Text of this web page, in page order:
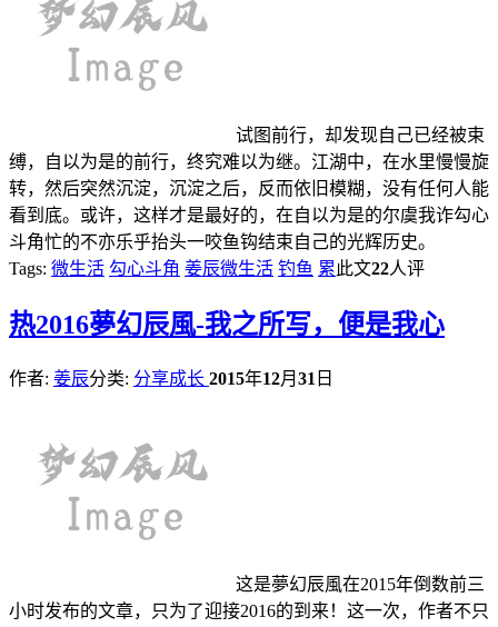
试图前行，却发现自己已经被束
缚，自以为是的前行，终究难以为继。江湖中，在水里慢慢旋
转，然后突然沉淀，沉淀之后，反而依旧模糊，没有任何人能
看到底。或许，这样才是最好的，在自以为是的尔虞我诈勾心
斗角忙的不亦乐乎抬头一咬鱼钩结束自己的光辉历史。
Tags: 微生活 勾心斗角 姜辰微生活 钓鱼 累此文22人评
热2016夢幻辰風-我之所写，便是我心
作者: 姜辰分类: 分享成长 2015年12月 31 日
这是夢幻辰風在2015年倒数前三
小时发布的文章，只为了迎接2016的到来！这一次，作者不只